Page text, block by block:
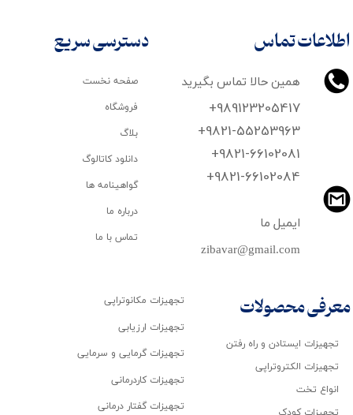
اطلاعات تماس
همین حالا تماس بگیرید
+989123205417
+9821-55253963
+9821-66102081
​​​​​​​+9821-66102084
zibavar@gmail.com
ایمیل ما
تجهیزات ایستادن و راه رفتن
تجهیزات الکتروتراپی
انواع تخت
تجهیزات کودک
صفحه نخست
فروشگاه
بلاگ
دانلود کاتالوگ
گواهینامه ها
درباره ما
تماس با ما
تجهیزات مکانوتراپی
تجهیزات ارزیابی
تجهیزات گرمایی و سرمایی
تجهیزات کاردرمانی
تجهیزات گفتار درمانی
دسترسی سریع
معرفی محصولات